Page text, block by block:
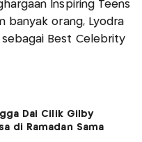
Inspiring Teens
banyak orang, Lyodra
Best Celebrity
Dai Cilik Gilby
di Ramadan Sama